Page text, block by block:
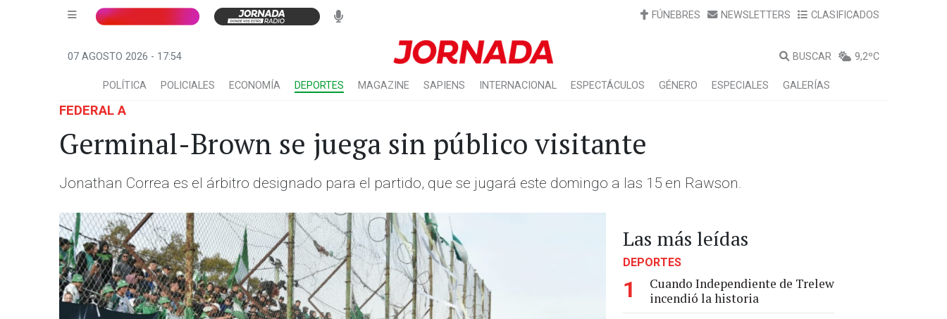
FÚNEBRES NEWSLETTERS CLASIFICADOS
07 AGOSTO 2026 - 17:54 BUSCAR 9,2ºC
POLÍTICA POLICIALES ECONOMÍA DEPORTES MAGAZINE SAPIENS INTERNACIONAL ESPECTÁCULOS GÉNERO ESPECIALES GALERÍAS
FEDERAL A
Germinal-Brown se juega sin público visitante
Jonathan Correa es el árbitro designado para el partido, que se jugará este domingo a las 15 en Rawson.
Las más leídas
DEPORTES
1
Cuando Independiente de Trelew
incendió la historia